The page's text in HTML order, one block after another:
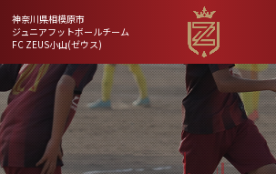
神奈川県相模原市
ジュニアフットボールチーム
FC ZEUS小山(ゼウス)